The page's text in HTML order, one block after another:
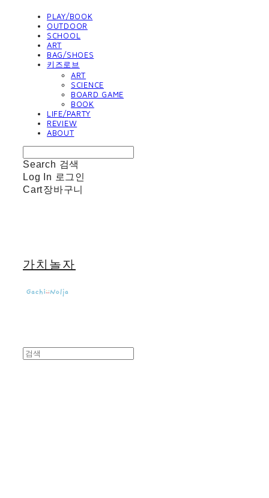
PLAY/BOOK
OUTDOOR
SCHOOL
ART
BAG/SHOES
키즈로브
ART
SCIENCE
BOARD GAME
BOOK
LIFE/PARTY
REVIEW
ABOUT
Search 검색
Log In 로그인
Cart장바구니
가치놀자